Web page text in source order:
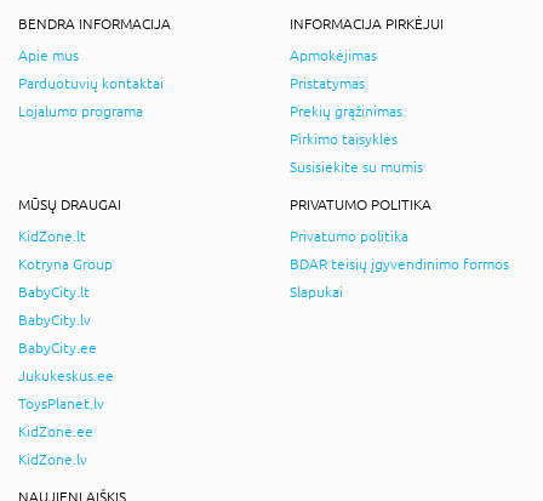
BENDRA INFORMACIJA
Apie mus
Parduotuvių kontaktai
Lojalumo programa
INFORMACIJA PIRKĖJUI
Apmokėjimas
Pristatymas
Prekių grąžinimas
Pirkimo taisyklės
Susisiekite su mumis
MŪSŲ DRAUGAI
KidZone.lt
Kotryna Group
BabyCity.lt
BabyCity.lv
BabyCity.ee
Jukukeskus.ee
ToysPlanet.lv
KidZone.ee
KidZone.lv
PRIVATUMO POLITIKA
Privatumo politika
BDAR teisių įgyvendinimo formos
Slapukai
NAUJIENLAIŠKIS